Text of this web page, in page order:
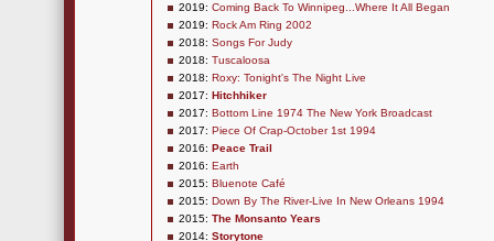
2019: Coming Back To Winnipeg...Where It All Began
2019: Rock Am Ring 2002
2018: Songs For Judy
2018: Tuscaloosa
2018: Roxy: Tonight's The Night Live
2017: Hitchhiker
2017: Bottom Line 1974 The New York Broadcast
2017: Piece Of Crap-October 1st 1994
2016: Peace Trail
2016: Earth
2015: Bluenote Café
2015: Down By The River-Live In New Orleans 1994
2015: The Monsanto Years
2014: Storytone